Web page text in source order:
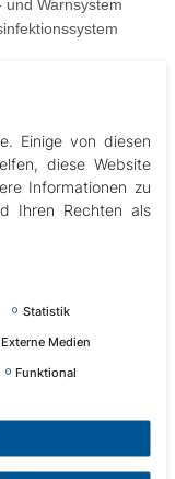
und Warnsystem
A.
unverbindliches
Einige von diesen
diese Website
Informationen zu
Ihren Rechten als
Statistik
Externe Medien
Funktional